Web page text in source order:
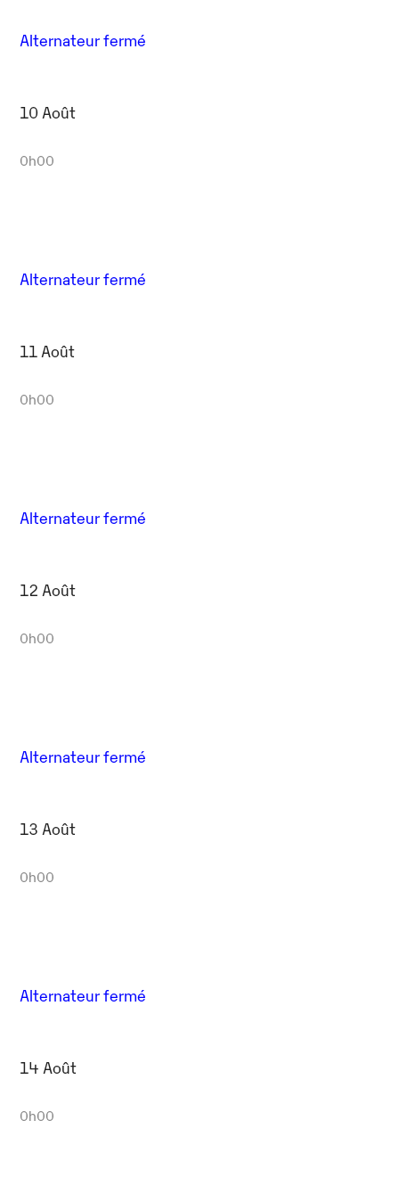
Alternateur fermé
10 Août
0h00
Alternateur fermé
11 Août
0h00
Alternateur fermé
12 Août
0h00
Alternateur fermé
13 Août
0h00
Alternateur fermé
14 Août
0h00